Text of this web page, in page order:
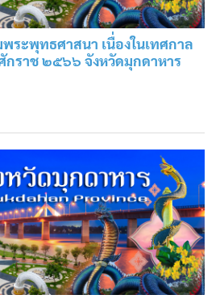
ระพุทธศาสนา เนื่องในเทศกาล
ราช ๒๕๖๖ จังหวัดมุกดาหาร